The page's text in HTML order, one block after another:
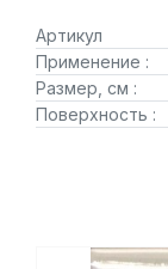
Артикул
Применение :
Размер, см :
Поверхность :